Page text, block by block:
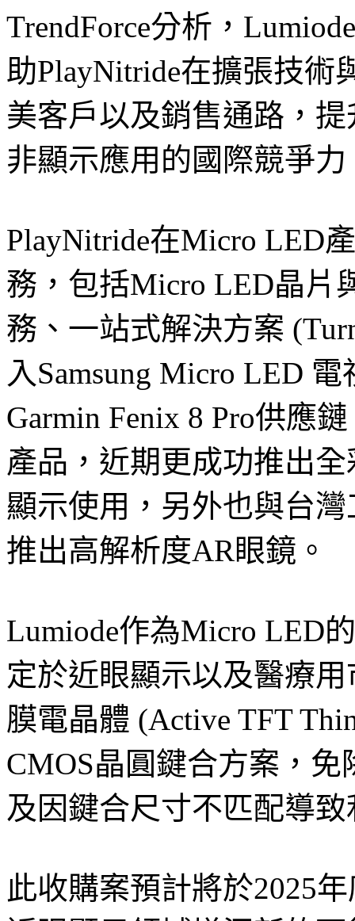
TrendForce分析，
助PlayNitride在擴張技術
美客戶以及銷售通路，
非顯示應用的國際競爭力
PlayNitride在Micro LED
務，包括Micro LED晶片
務、一站式解決方案
入Samsung Micro LED
Garmin Fenix 8 Pro供應
產品，近期更成功推出
顯示使用，另外也與台灣
推出高解析度AR眼鏡。
Lumiode作為Micro LED
定於近眼顯示以及醫療
膜電晶體 (Active TFT
CMOS晶圓鍵合方案，
及因鍵合尺寸不匹配導
此收購案預計將於2025